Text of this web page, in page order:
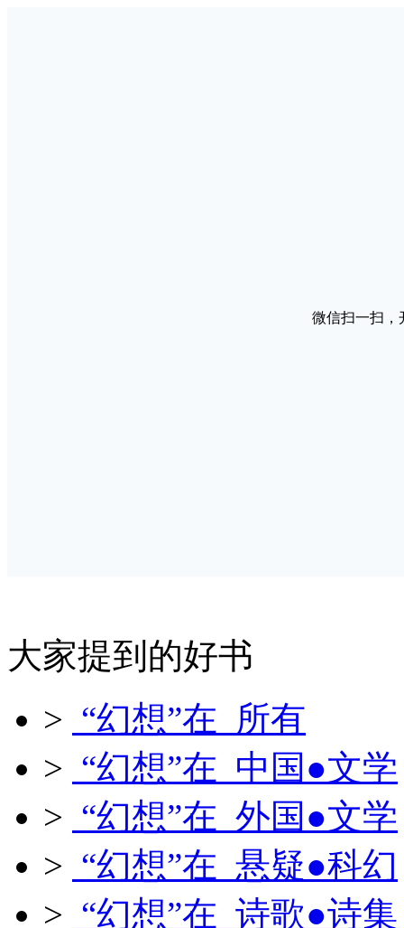
微信扫一扫，
大家提到的好书
> “幻想”在 所有
> “幻想”在 中国●文学
> “幻想”在 外国●文学
> “幻想”在 悬疑●科幻
> “幻想”在 诗歌●诗集